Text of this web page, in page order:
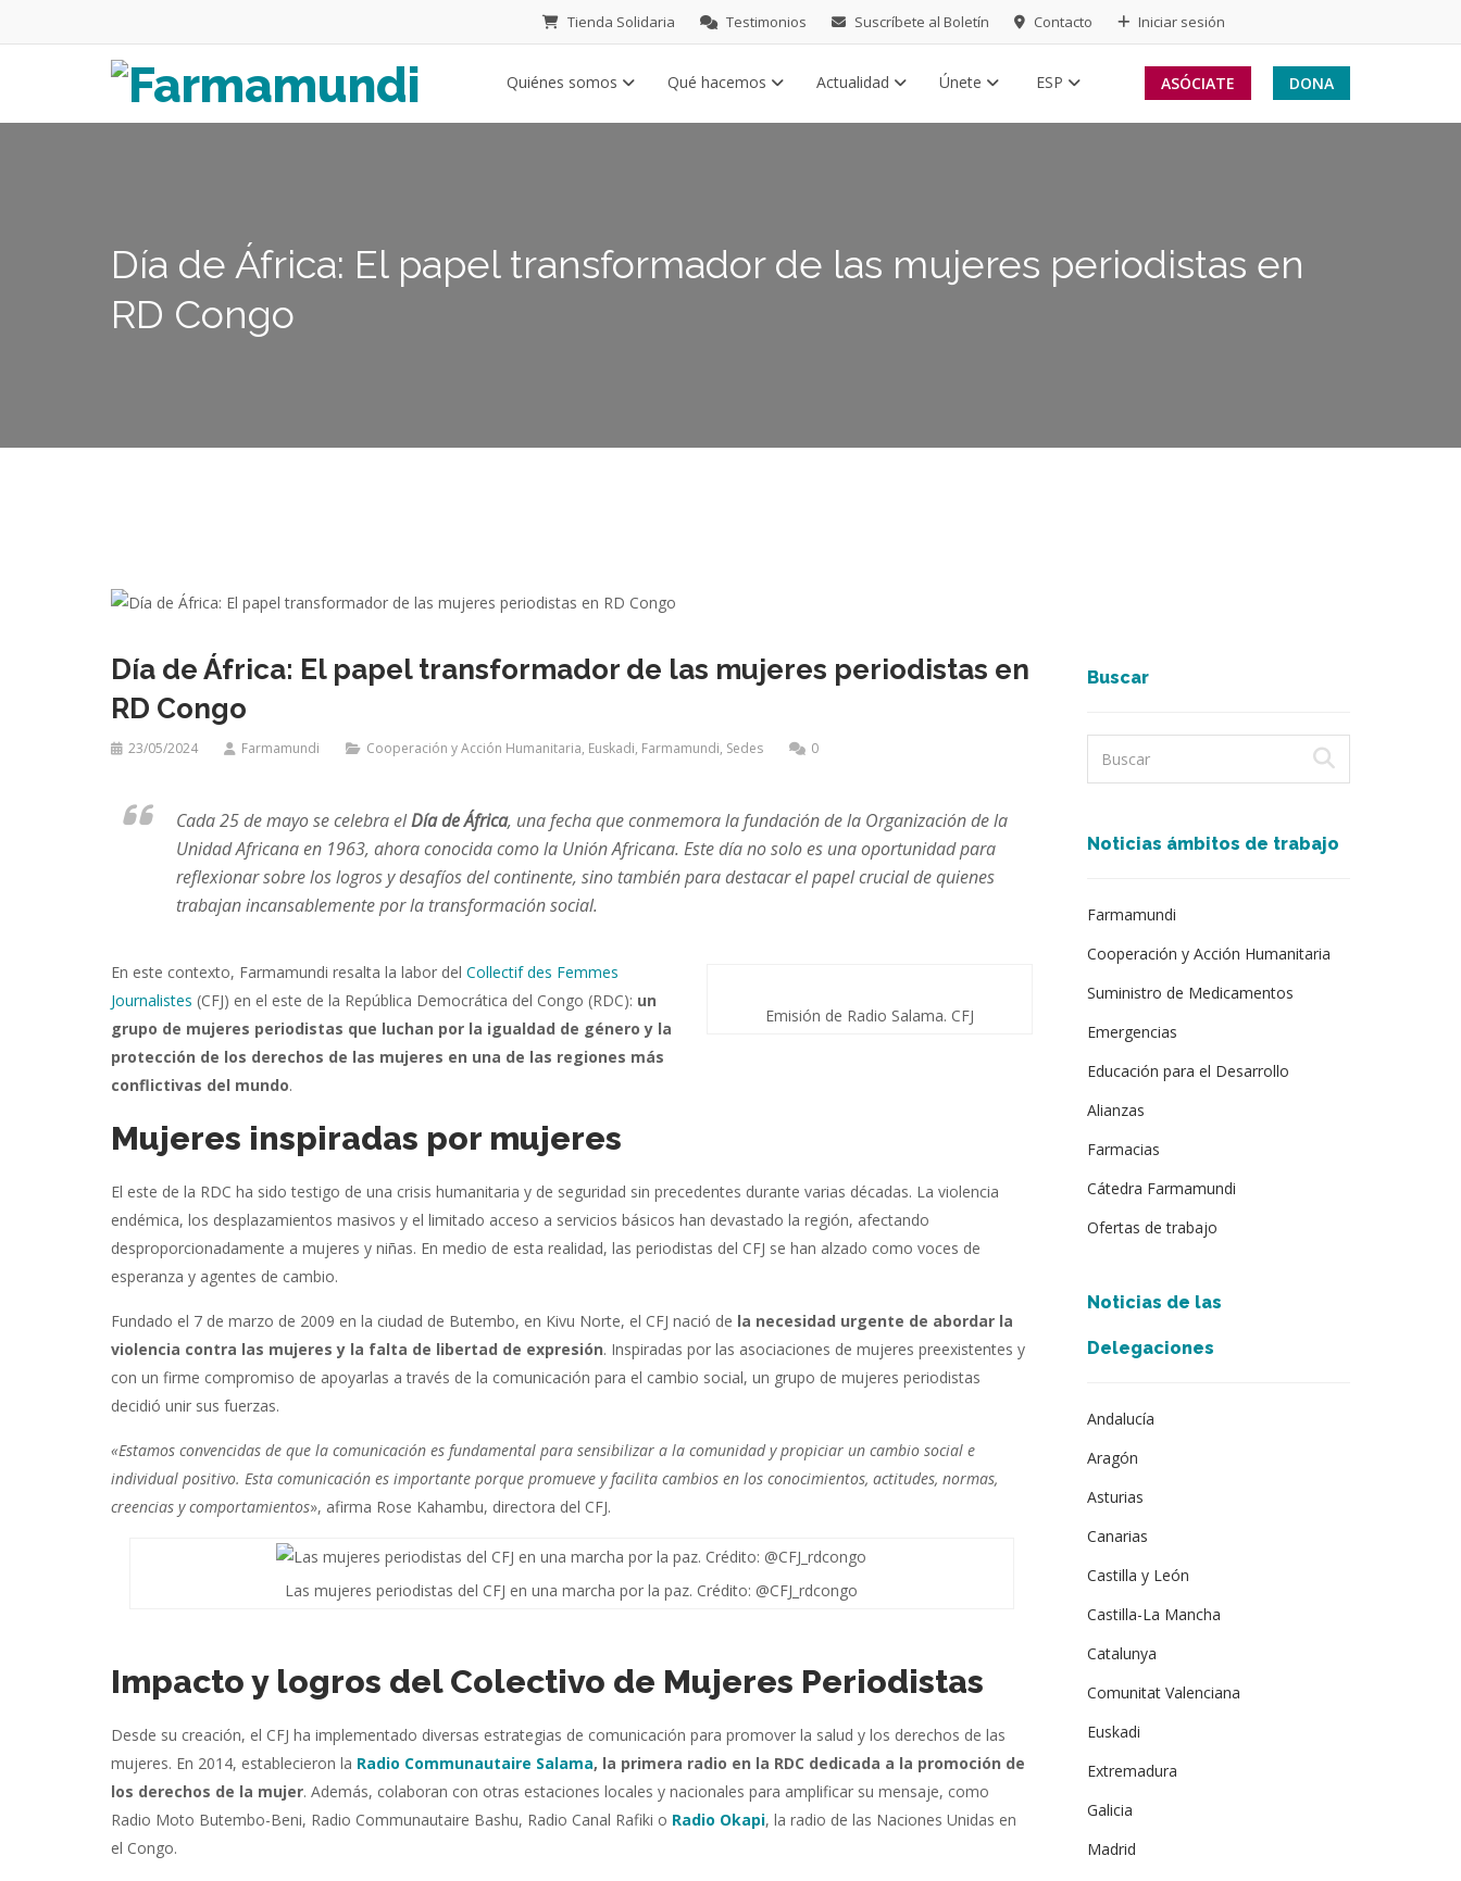
Tienda Solidaria Testimonios Suscríbete al Boletín Contacto Iniciar sesión
DONA
ASÓCIATE
Quiénes somos Qué hacemos Actualidad Únete ESP
Día de África: El papel transformador de las mujeres periodistas en
RD Congo
Día de África: El papel transformador de las mujeres periodistas en
RD Congo
23/05/2024 Farmamundi Cooperación y Acción Humanitaria, Euskadi, Farmamundi, Sedes 0
Cada 25 de mayo se celebra elDía de África, una fecha que conmemora la fundación de la Organización de la
Unidad Africana en 1963, ahora conocida como la Unión Africana. Este día no solo es una oportunidad para
reflexionar sobre los logros y desafíos del continente, sino también para destacar el papel crucial de quienes
trabajan incansablemente por la transformación social.
Emisión de Radio Salama. CFJ
En este contexto, Farmamundi resalta la labor del Collectif des Femmes
Journalistes (CFJ) en el este de la República Democrática del Congo (RDC): un
grupo de mujeres periodistas que luchan por la igualdad de género y la
protección de los derechos de las mujeres en una de las regiones más
conflictivas del mundo.
Mujeres inspiradas por mujeres
El este de la RDC ha sido testigo de una crisis humanitaria y de seguridad sin precedentes durante varias décadas. La violencia
endémica, los desplazamientos masivos y el limitado acceso a servicios básicos han devastado la región, afectando
desproporcionadamente a mujeres y niñas. En medio de esta realidad, las periodistas del CFJ se han alzado como voces de
esperanza y agentes de cambio.
Fundado el 7 de marzo de 2009 en la ciudad de Butembo, en Kivu Norte, el CFJ nació de la necesidad urgente de abordar la
violencia contra las mujeres y la falta de libertad de expresión. Inspiradas por las asociaciones de mujeres preexistentes y
con un firme compromiso de apoyarlas a través de la comunicación para el cambio social, un grupo de mujeres periodistas
decidió unir sus fuerzas.
«Estamos convencidas de que la comunicación es fundamental para sensibilizar a la comunidad y propiciar un cambio social e
individual positivo. Esta comunicación es importante porque promueve y facilita cambios en los conocimientos, actitudes, normas,
creencias y comportamientos», afirma Rose Kahambu, directora del CFJ.
Las mujeres periodistas del CFJ en una marcha por la paz. Crédito: @CFJ_rdcongo
Impacto y logros del Colectivo de Mujeres Periodistas
Desde su creación, el CFJ ha implementado diversas estrategias de comunicación para promover la salud y los derechos de las
mujeres. En 2014, establecieron la Radio Communautaire Salama, la primera radio en la RDC dedicada a la promoción de
los derechos de la mujer. Además, colaboran con otras estaciones locales y nacionales para amplificar su mensaje, como
Radio Moto Butembo-Beni, Radio Communautaire Bashu, Radio Canal Rafiki o Radio Okapi, la radio de las Naciones Unidas en
el Congo.
Buscar
Noticias ámbitos de trabajo
Farmamundi
Cooperación y Acción Humanitaria
Suministro de Medicamentos
Emergencias
Educación para el Desarrollo
Alianzas
Farmacias
Cátedra Farmamundi
Ofertas de trabajo
Noticias de las
Delegaciones
Andalucía
Aragón
Asturias
Canarias
Castilla y León
Castilla-La Mancha
Catalunya
Comunitat Valenciana
Euskadi
Extremadura
Galicia
Madrid